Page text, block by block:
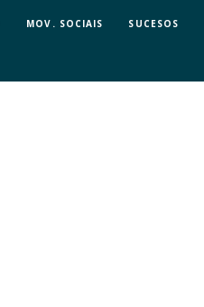
MOV. SOCIAIS SUCESOS